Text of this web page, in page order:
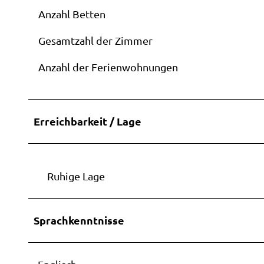
Anzahl Betten
Gesamtzahl der Zimmer
Anzahl der Ferienwohnungen
Erreichbarkeit / Lage
Ruhige Lage
Sprachkenntnisse